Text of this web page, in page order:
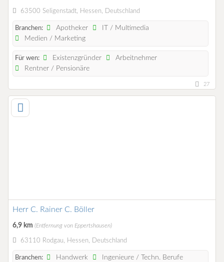
63500 Seligenstadt, Hessen, Deutschland
Branchen: Apotheker
IT / Multimedia
Medien / Marketing
Für wen: Existenzgründer
Arbeitnehmer
Rentner / Pensionäre
27
Herr C. Rainer C. Böller
6,9 km (Entfernung von Eppertshausen)
63110 Rodgau, Hessen, Deutschland
Branchen: Handwerk
Ingenieure / Techn. Berufe